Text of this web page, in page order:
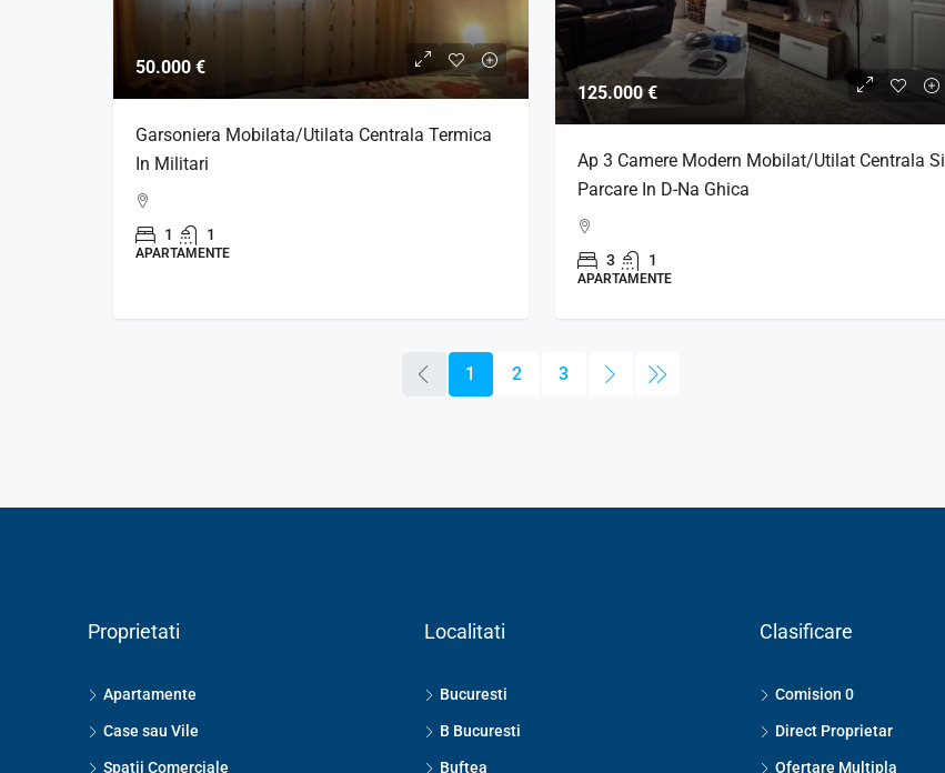
50.000 €
Garsoniera Mobilata/Utilata Centrala Termica
In Militari
1 1
APARTAMENTE
125.000 €
Ap 3 Camere Modern Mobilat/Utilat Centrala Si
Parcare In D-Na Ghica
3 1
APARTAMENTE
1 2 3
Proprietati
Apartamente
Case sau Vile
Spatii Comerciale
Localitati
Bucuresti
B Bucuresti
Buftea
Clasificare
Comision 0
Direct Proprietar
Ofertare Multipla